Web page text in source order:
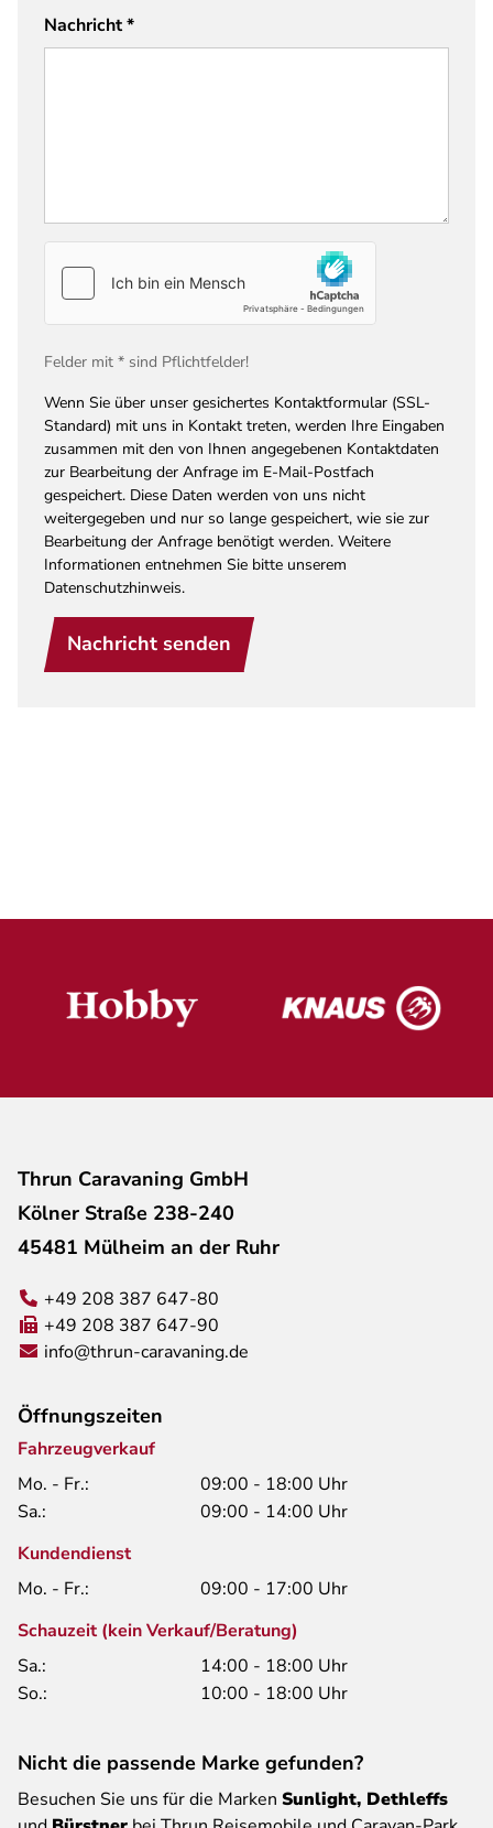
Nachricht*
Felder mit * sind Pflichtfelder!
Wenn Sie über unser gesichertes Kontaktformular (SSL-
Standard) mit uns in Kontakt treten, werden Ihre Eingaben
zusammen mit den von Ihnen angegebenen Kontaktdaten
zur Bearbeitung der Anfrage im E-Mail-Postfach
gespeichert. Diese Daten werden von uns nicht
weitergegeben und nur so lange gespeichert, wie sie zur
Bearbeitung der Anfrage benötigt werden. Weitere
Informationen entnehmen Sie bitte unserem
Datenschutzhinweis.
Nachricht senden
Thrun Caravaning GmbH
Kölner Straße 238-240
45481 Mülheim an der Ruhr
+49 208 387 647-80
+49 208 387 647-90
info@thrun-caravaning.de
Öffnungszeiten
Fahrzeugverkauf
Mo. - Fr.:
09:00 - 18:00 Uhr
Sa.:
09:00 - 14:00 Uhr
Kundendienst
Mo. - Fr.:
09:00 - 17:00 Uhr
Schauzeit (kein Verkauf/Beratung)
Sa.:
14:00 - 18:00 Uhr
So.:
10:00 - 18:00 Uhr
Nicht die passende Marke gefunden?
Besuchen Sie uns für die Marken Sunlight, Dethleffs